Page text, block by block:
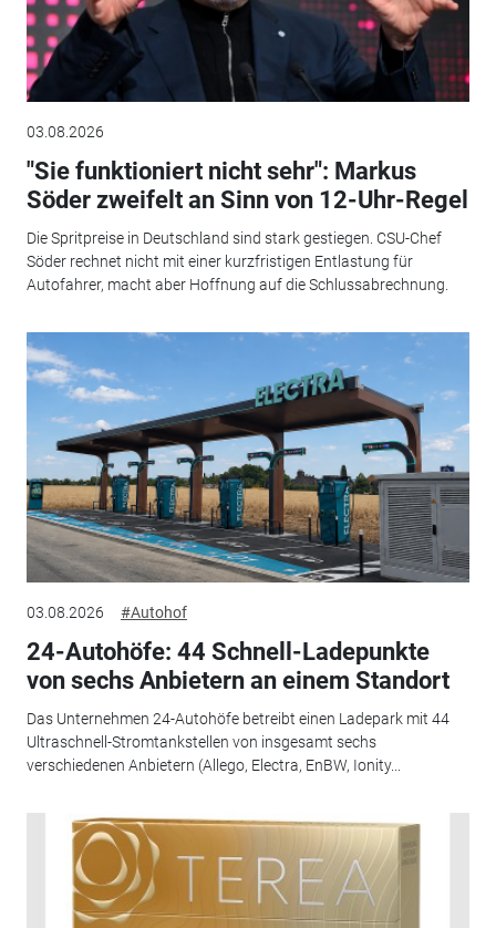
03.08.2026
"Sie funktioniert nicht sehr": Markus
Söder zweifelt an Sinn von 12-Uhr-Regel
Die Spritpreise in Deutschland sind stark gestiegen. CSU-Chef
Söder rechnet nicht mit einer kurzfristigen Entlastung für
Autofahrer, macht aber Hoffnung auf die Schlussabrechnung.
03.08.2026 #Autohof
24-Autohöfe: 44 Schnell-Ladepunkte
von sechs Anbietern an einem Standort
Das Unternehmen 24-Autohöfe betreibt einen Ladepark mit 44
Ultraschnell-Stromtankstellen von insgesamt sechs
verschiedenen Anbietern (Allego, Electra, EnBW, Ionity...